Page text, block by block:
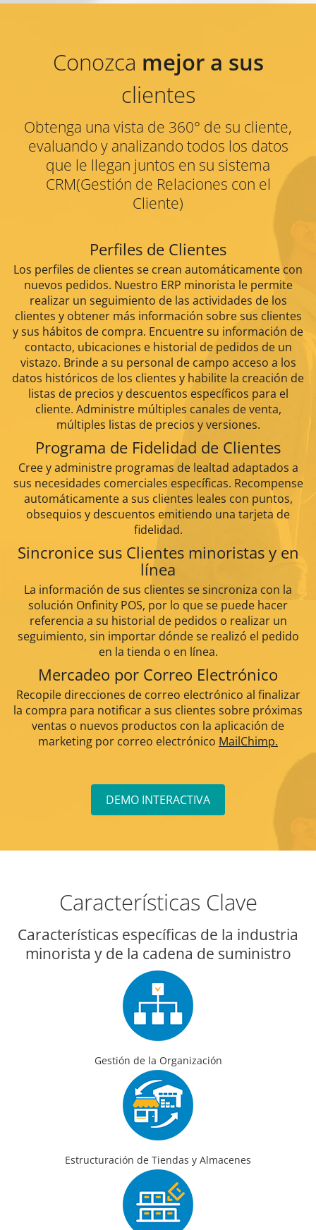
Conozca mejor a sus
clientes
Obtenga una vista de 360° de su cliente,
evaluando y analizando todos los datos
que le llegan juntos en su sistema
CRM(Gestión de Relaciones con el
Cliente)
Perfiles de Clientes
Los perfiles de clientes se crean automáticamente con
nuevos pedidos. Nuestro ERP minorista le permite
realizar un seguimiento de las actividades de los
clientes y obtener más información sobre sus clientes
y sus hábitos de compra. Encuentre su información de
contacto, ubicaciones e historial de pedidos de un
vistazo. Brinde a su personal de campo acceso a los
datos históricos de los clientes y habilite la creación de
listas de precios y descuentos específicos para el
cliente. Administre múltiples canales de venta,
múltiples listas de precios y versiones.
Programa de Fidelidad de Clientes
Cree y administre programas de lealtad adaptados a
sus necesidades comerciales específicas. Recompense
automáticamente a sus clientes leales con puntos,
obsequios y descuentos emitiendo una tarjeta de
fidelidad.
Sincronice sus Clientes minoristas y en
línea
La información de sus clientes se sincroniza con la
solución Onfinity POS, por lo que se puede hacer
referencia a su historial de pedidos o realizar un
seguimiento, sin importar dónde se realizó el pedido
en la tienda o en línea.
Mercadeo por Correo Electrónico
Recopile direcciones de correo electrónico al finalizar
la compra para notificar a sus clientes sobre próximas
ventas o nuevos productos con la aplicación de
marketing por correo electrónico MailChimp.
DEMO INTERACTIVA
Características Clave
Características específicas de la industria
minorista y de la cadena de suministro
Gestión de la Organización
Estructuración de Tiendas y Almacenes